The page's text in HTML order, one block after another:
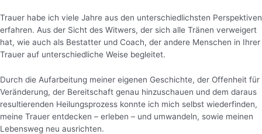
Trauer habe ich viele Jahre aus den unterschiedlichsten Perspektiven
erfahren. Aus der Sicht des Witwers, der sich alle Tränen verweigert
hat, wie auch als Bestatter und Coach, der andere Menschen in Ihrer
Trauer auf unterschiedliche Weise begleitet.
Durch die Aufarbeitung meiner eigenen Geschichte, der Offenheit für
Veränderung, der Bereitschaft genau hinzuschauen und dem daraus
resultierenden Heilungsprozess konnte ich mich selbst wiederfinden,
meine Trauer entdecken – erleben – und umwandeln, sowie meinen
Lebensweg neu ausrichten.